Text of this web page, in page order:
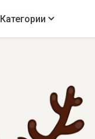
Категории